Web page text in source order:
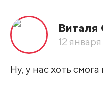
По
Виталя
12
Ну, у нас хоть смога